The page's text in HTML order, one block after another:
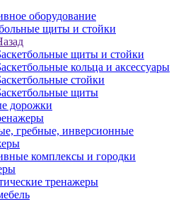
оборудование
щиты и стойки
щиты и стойки
кольца и аксессуары
стойки
щиты
дорожки
гребные, инверсионные
комплексы и городки
тренажеры